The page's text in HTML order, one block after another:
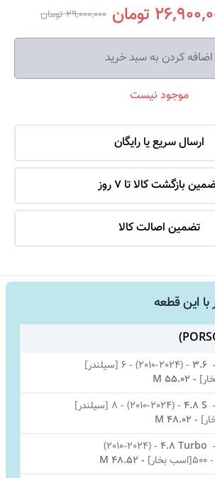
تومان 29,000,000 تومان
اضافه کردن به سبد خرید
موجود نیست
ارسال سریع یا رایگان
بازگشت کالا تا 7 روز
تضمین اصالت کالا
این قطعه
-
3.6
-
(2010-2024)
-6 [سیلندر]
-
M 55.02
-
4.8 S
-
(2010-2024)
- 8 [سیلندر]
-
M 48.02
-
4.8 Turbo
-
(2010-2024)
-500[اسب بخار] -
M 48.52